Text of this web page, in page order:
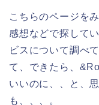
こちらのページを
感想などで探して
ビスについて調べ
て、できたら、
いいのに、、と、
も、、、。